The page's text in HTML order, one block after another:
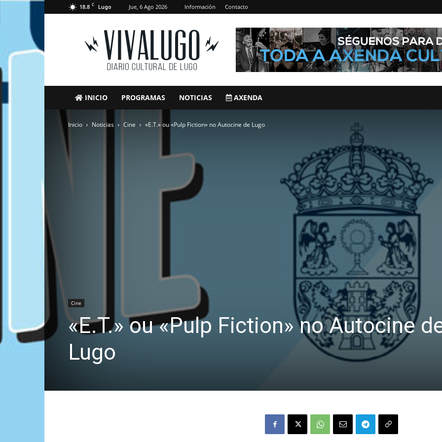
18.8 C Lugo Jue, 6 Ago 2026 Información Contacto
VivaLugo
INICIO PROGRAMAS NOTICIAS AXENDA
Inicio Noticias Cine «E.T.» ou «Pulp Fiction» no Autocine de Lugo
Cine
«E.T.» ou «Pulp Fiction» no Autocine
Lugo